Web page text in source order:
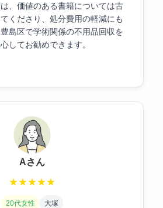
、価値のある書籍については古
くださり、処分費用の軽減にも
島区で学術関係の不用品回収を
してお勧めできます。
Aさん
★★★★★
20代女性 大塚